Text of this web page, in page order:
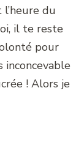
du
il te reste
pour
inconcevable
! Alors je